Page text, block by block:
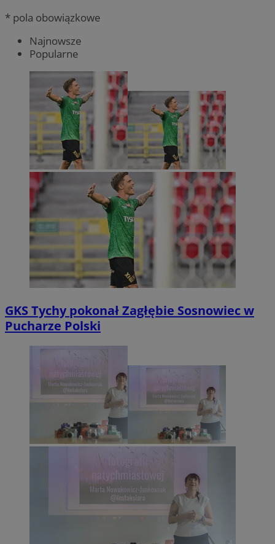
* pola obowiązkowe
Najnowsze
Popularne
GKS Tychy pokonał Zagłębie Sosnowiec w
Pucharze Polski